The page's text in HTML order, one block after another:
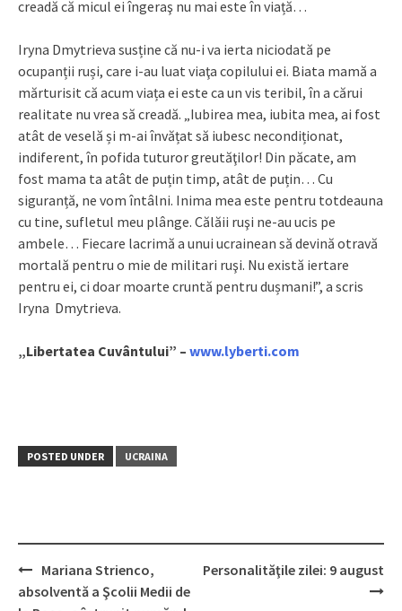
creadă că micul ei îngeraş nu mai este în viață…
Iryna Dmytrieva susține că nu-i va ierta niciodată pe
ocupanții ruși, care i-au luat viaţa copilului ei. Biata mamă a
mărturisit că acum viața ei este ca un vis teribil, în a cărui
realitate nu vrea să creadă. „Iubirea mea, iubita mea, ai fost
atât de veselă și m-ai învățat să iubesc necondiționat,
indiferent, în pofida tuturor greutăţilor! Din păcate, am
fost mama ta atât de puțin timp, atât de puțin… Cu
siguranță, ne vom întâlni. Inima mea este pentru totdeauna
cu tine, sufletul meu plânge. Călăii ruşi ne-au ucis pe
ambele… Fiecare lacrimă a unui ucrainean să devină otravă
mortală pentru o mie de militari ruşi. Nu există iertare
pentru ei, ci doar moarte cruntă pentru dușmani!”, a scris
Iryna Dmytrieva.
„Libertatea Cuvântului” – www.lyberti.com
POSTED UNDER UCRAINA
Post
Mariana Strienco,
absolventă a Şcolii Medii de
Personalităţile zilei: 9 august